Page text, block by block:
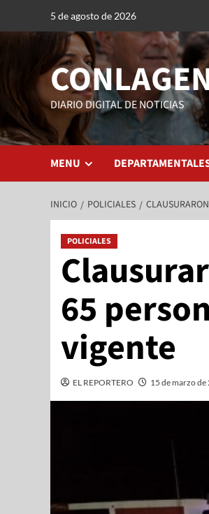
5 de agosto de 2026
DIARIO DIGITAL DE NOTICIAS
MENU
INICIO POLICIALES
POLICIALES
65
vigente
EL REPORTERO 15 de marzo de